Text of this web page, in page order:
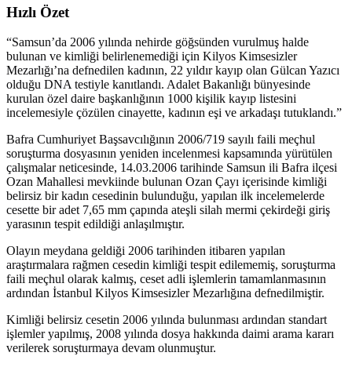
Hızlı Özet
“Samsun’da 2006 yılında nehirde göğsünden vurulmuş halde
bulunan ve kimliği belirlenemediği için Kilyos Kimsesizler
Mezarlığı’na defnedilen kadının, 22 yıldır kayıp olan Gülcan Yazıcı
olduğu DNA testiyle kanıtlandı. Adalet Bakanlığı bünyesinde
kurulan özel daire başkanlığının 1000 kişilik kayıp listesini
incelemesiyle çözülen cinayette, kadının eşi ve arkadaşı tutuklandı.”
Bafra Cumhuriyet Başsavcılığının 2006/719 sayılı faili meçhul
soruşturma dosyasının yeniden incelenmesi kapsamında yürütülen
çalışmalar neticesinde, 14.03.2006 tarihinde Samsun ili Bafra ilçesi
Ozan Mahallesi mevkiinde bulunan Ozan Çayı içerisinde kimliği
belirsiz bir kadın cesedinin bulunduğu, yapılan ilk incelemelerde
cesette bir adet 7,65 mm çapında ateşli silah mermi çekirdeği giriş
yarasının tespit edildiği anlaşılmıştır.
Olayın meydana geldiği 2006 tarihinden itibaren yapılan
araştırmalara rağmen cesedin kimliği tespit edilememiş, soruşturma
faili meçhul olarak kalmış, ceset adli işlemlerin tamamlanmasının
ardından İstanbul Kilyos Kimsesizler Mezarlığına defnedilmiştir.
Kimliği belirsiz cesetin 2006 yılında bulunması ardından standart
işlemler yapılmış, 2008 yılında dosya hakkında daimi arama kararı
verilerek soruşturmaya devam olunmuştur.